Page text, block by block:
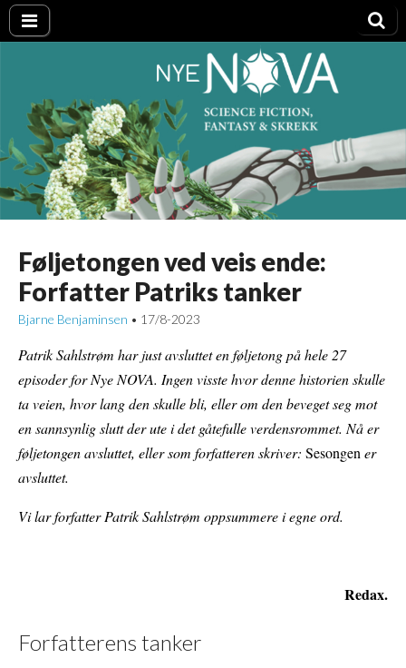
Nye NOVA
Føljetongen ved veis ende:
Forfatter Patriks tanker
Bjarne Benjaminsen • 17/8-2023
Patrik Sahlstrøm har just avsluttet en føljetong på hele 27
episoder for Nye NOVA. Ingen visste hvor denne historien skulle
ta veien, hvor lang den skulle bli, eller om den beveget seg mot
en sannsynlig slutt der ute i det gåtefulle verdensrommet. Nå er
føljetongen avsluttet, eller som forfatteren skriver: Sesongener
avsluttet.
Vi lar forfatter Patrik Sahlstrøm oppsummere i egne ord.
Redax.
Forfatterens tanker